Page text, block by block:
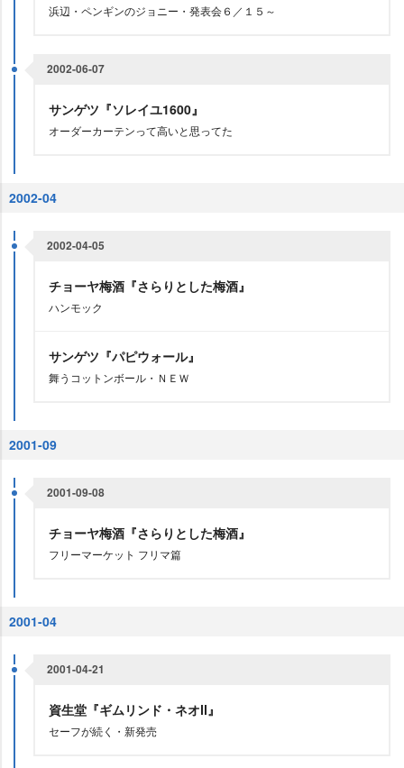
浜辺・ペンギンのジョニー・発表会６／１５～
2002-06-07
サンゲツ『ソレイユ1600』
オーダーカーテンって高いと思ってた
2002-04
2002-04-05
チョーヤ梅酒『さらりとした梅酒』
ハンモック
サンゲツ『パピウォール』
舞うコットンボール・ＮＥＷ
2001-09
2001-09-08
チョーヤ梅酒『さらりとした梅酒』
フリーマーケット フリマ篇
2001-04
2001-04-21
資生堂『ギムリンド・ネオⅡ』
セーフが続く・新発売